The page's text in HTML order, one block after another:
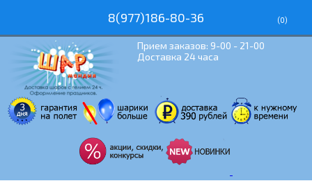
8(977)186-80-36 (0)
Прием заказов: 9-00 - 21-00
Доставка 24 часа